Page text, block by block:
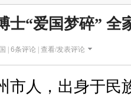
士“爱国梦碎” 全
| 6条评论 | 查看/发表评论
市人，出身于民